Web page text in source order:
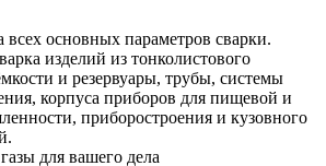
основных параметров сварки.
изделий из тонколистового
и резервуары, трубы, системы
корпуса приборов для пищевой и
приборостроения и кузовного
для вашего дела